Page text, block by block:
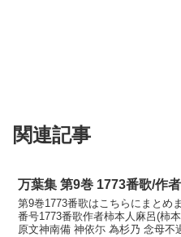
関連記事
万葉集 第9巻 1773番歌/作
第9巻1773番歌はこちらにまとめ
番号1773番歌作者柿本人麻呂(柿
原文神南備 神依尓 為杉乃 念母不